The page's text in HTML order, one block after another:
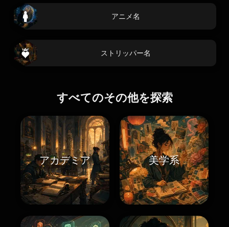
アニメ名
ストリッパー名
すべてのその他を探索
アカデミア 美学系